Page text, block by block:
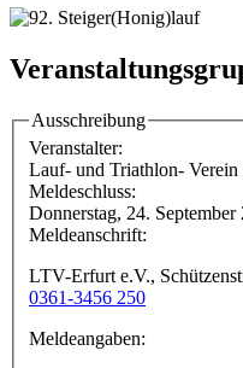
Ausschreibung
Veranstalter:
Lauf- und Triathlon- Verein
Meldeschluss:
Donnerstag, 24. September
Meldeanschrift:
LTV-Erfurt e.V.,
0361-3456 250
Meldeangaben: